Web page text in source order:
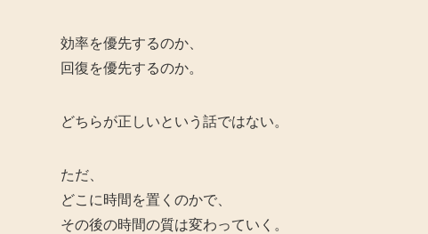
効率を優先するのか、
回復を優先するのか。
どちらが正しいという話ではない。
ただ、
どこに時間を置くのかで、
その後の時間の質は変わっていく。